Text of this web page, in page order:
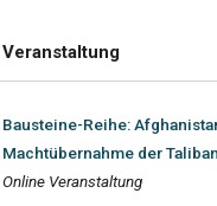
Veranstaltung
Bausteine-Reihe:
Machtübernahme der Taliban
Online Veranstaltung